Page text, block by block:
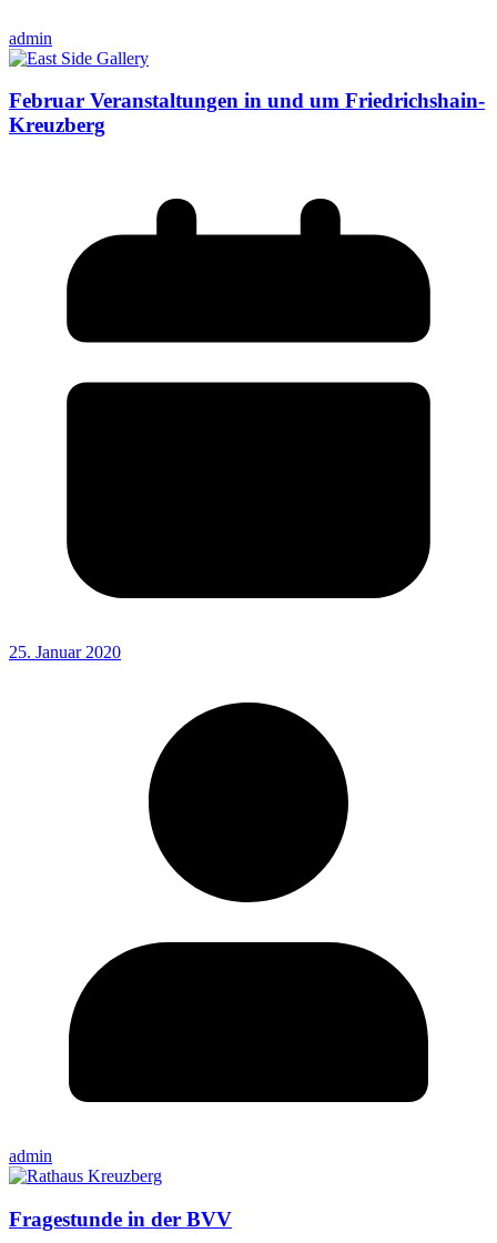
admin
Februar Veranstaltungen in und um Friedrichshain-
Kreuzberg
25. Januar 2020
admin
Fragestunde in der BVV